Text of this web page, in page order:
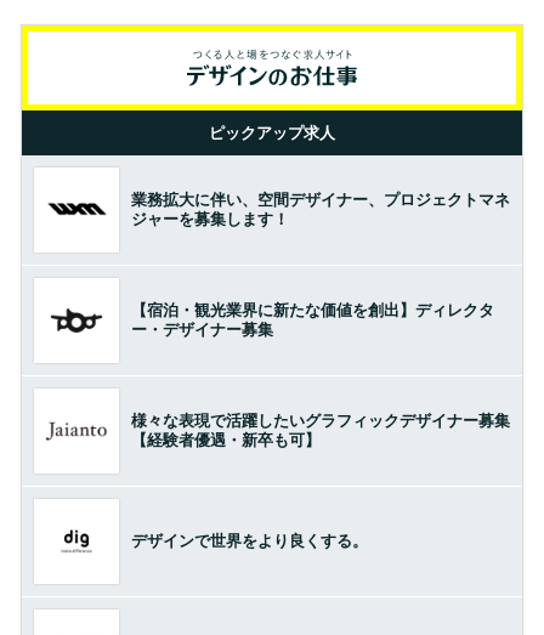
ピックアップ求人
業務拡大に伴い、空間デザイナー、プロジェクトマネ
ジャーを募集します！
【宿泊・観光業界に新たな価値を創出】ディレクタ
ー・デザイナー募集
様々な表現で活躍したいグラフィックデザイナー募集
【経験者優遇・新卒も可】
デザインで世界をより良くする。